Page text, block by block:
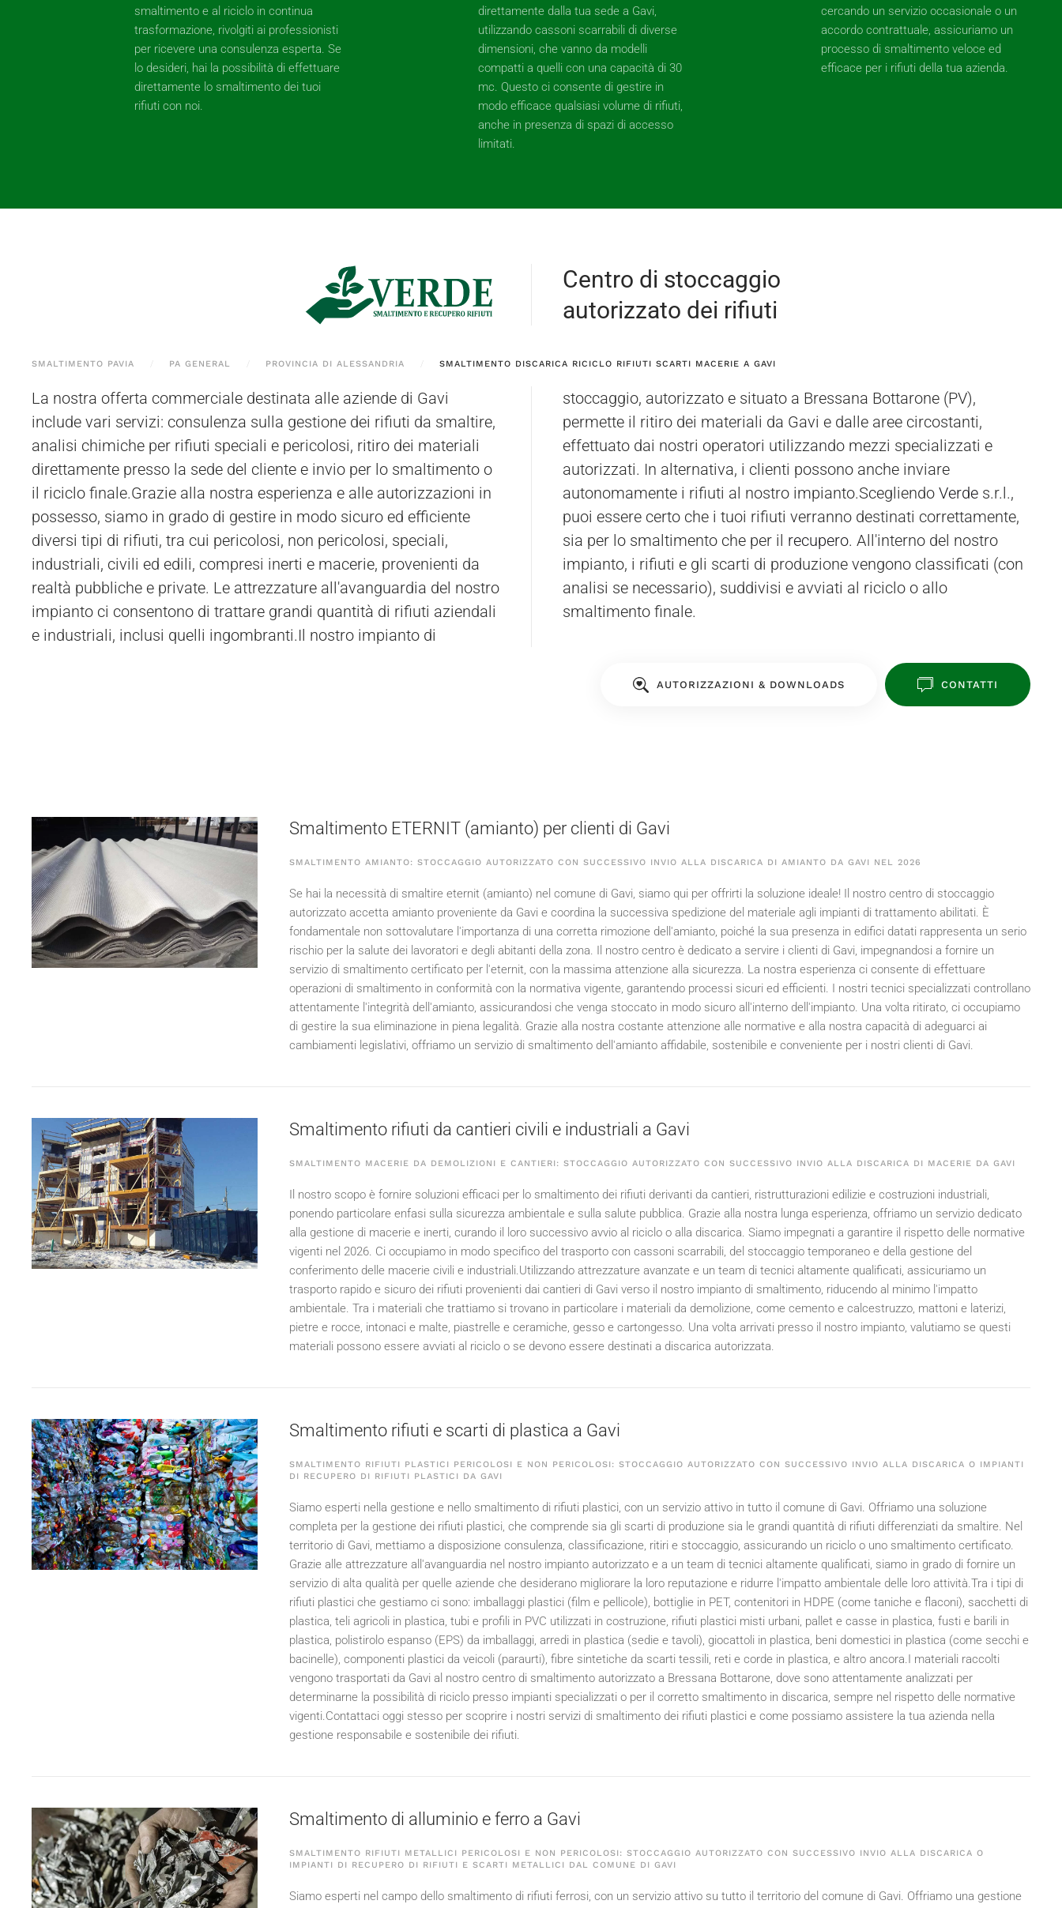
smaltimento e al riciclo in continua
trasformazione, rivolgiti ai professionisti
per ricevere una consulenza esperta. Se
lo desideri, hai la possibilità di effettuare
direttamente lo smaltimento dei tuoi
rifiuti con noi.
direttamente dalla tua sede a Gavi,
utilizzando cassoni scarrabili di diverse
dimensioni, che vanno da modelli
compatti a quelli con una capacità di 30
mc. Questo ci consente di gestire in
modo efficace qualsiasi volume di rifiuti,
anche in presenza di spazi di accesso
limitati.
cercando un servizio occasionale o un
accordo contrattuale, assicuriamo un
processo di smaltimento veloce ed
efficace per i rifiuti della tua azienda.
Centro di stoccaggio
autorizzato dei rifiuti
SMALTIMENTO PAVIA PA GENERAL PROVINCIA DI ALESSANDRIA SMALTIMENTO DISCARICA RICICLO RIFIUTI SCARTI MACERIE A GAVI
La nostra offerta commerciale destinata alle aziende di Gavi
include vari servizi: consulenza sulla gestione dei rifiuti da smaltire,
analisi chimiche per rifiuti speciali e pericolosi, ritiro dei materiali
direttamente presso la sede del cliente e invio per lo smaltimento o
il riciclo finale.Grazie alla nostra esperienza e alle autorizzazioni in
possesso, siamo in grado di gestire in modo sicuro ed efficiente
diversi tipi di rifiuti, tra cui pericolosi, non pericolosi, speciali,
industriali, civili ed edili, compresi inerti e macerie, provenienti da
realtà pubbliche e private. Le attrezzature all'avanguardia del nostro
impianto ci consentono di trattare grandi quantità di rifiuti aziendali
e industriali, inclusi quelli ingombranti.Il nostro impianto di
stoccaggio, autorizzato e situato a Bressana Bottarone (PV),
permette il ritiro dei materiali da Gavi e dalle aree circostanti,
effettuato dai nostri operatori utilizzando mezzi specializzati e
autorizzati. In alternativa, i clienti possono anche inviare
autonomamente i rifiuti al nostro impianto.Scegliendo Verde s.r.l.,
puoi essere certo che i tuoi rifiuti verranno destinati correttamente,
sia per lo smaltimento che per il recupero. All'interno del nostro
impianto, i rifiuti e gli scarti di produzione vengono classificati (con
analisi se necessario), suddivisi e avviati al riciclo o allo
smaltimento finale.
AUTORIZZAZIONI & DOWNLOADS CONTATTI
Smaltimento ETERNIT (amianto) per clienti di Gavi
SMALTIMENTO AMIANTO: STOCCAGGIO AUTORIZZATO CON SUCCESSIVO INVIO ALLA DISCARICA DI AMIANTO DA GAVI NEL 2026
Se hai la necessità di smaltire eternit (amianto) nel comune di Gavi, siamo qui per offrirti la soluzione ideale! Il nostro centro di stoccaggio
autorizzato accetta amianto proveniente da Gavi e coordina la successiva spedizione del materiale agli impianti di trattamento abilitati. È
fondamentale non sottovalutare l'importanza di una corretta rimozione dell'amianto, poiché la sua presenza in edifici datati rappresenta un serio
rischio per la salute dei lavoratori e degli abitanti della zona. Il nostro centro è dedicato a servire i clienti di Gavi, impegnandosi a fornire un
servizio di smaltimento certificato per l'eternit, con la massima attenzione alla sicurezza. La nostra esperienza ci consente di effettuare
operazioni di smaltimento in conformità con la normativa vigente, garantendo processi sicuri ed efficienti. I nostri tecnici specializzati controllano
attentamente l'integrità dell'amianto, assicurandosi che venga stoccato in modo sicuro all'interno dell'impianto. Una volta ritirato, ci occupiamo
di gestire la sua eliminazione in piena legalità. Grazie alla nostra costante attenzione alle normative e alla nostra capacità di adeguarci ai
cambiamenti legislativi, offriamo un servizio di smaltimento dell'amianto affidabile, sostenibile e conveniente per i nostri clienti di Gavi.
Smaltimento rifiuti da cantieri civili e industriali a Gavi
SMALTIMENTO MACERIE DA DEMOLIZIONI E CANTIERI: STOCCAGGIO AUTORIZZATO CON SUCCESSIVO INVIO ALLA DISCARICA DI MACERIE DA GAVI
Il nostro scopo è fornire soluzioni efficaci per lo smaltimento dei rifiuti derivanti da cantieri, ristrutturazioni edilizie e costruzioni industriali,
ponendo particolare enfasi sulla sicurezza ambientale e sulla salute pubblica. Grazie alla nostra lunga esperienza, offriamo un servizio dedicato
alla gestione di macerie e inerti, curando il loro successivo avvio al riciclo o alla discarica. Siamo impegnati a garantire il rispetto delle normative
vigenti nel 2026. Ci occupiamo in modo specifico del trasporto con cassoni scarrabili, del stoccaggio temporaneo e della gestione del
conferimento delle macerie civili e industriali.Utilizzando attrezzature avanzate e un team di tecnici altamente qualificati, assicuriamo un
trasporto rapido e sicuro dei rifiuti provenienti dai cantieri di Gavi verso il nostro impianto di smaltimento, riducendo al minimo l'impatto
ambientale. Tra i materiali che trattiamo si trovano in particolare i materiali da demolizione, come cemento e calcestruzzo, mattoni e laterizi,
pietre e rocce, intonaci e malte, piastrelle e ceramiche, gesso e cartongesso. Una volta arrivati presso il nostro impianto, valutiamo se questi
materiali possono essere avviati al riciclo o se devono essere destinati a discarica autorizzata.
Smaltimento rifiuti e scarti di plastica a Gavi
SMALTIMENTO RIFIUTI PLASTICI PERICOLOSI E NON PERICOLOSI: STOCCAGGIO AUTORIZZATO CON SUCCESSIVO INVIO ALLA DISCARICA O IMPIANTI
DI RECUPERO DI RIFIUTI PLASTICI DA GAVI
Siamo esperti nella gestione e nello smaltimento di rifiuti plastici, con un servizio attivo in tutto il comune di Gavi. Offriamo una soluzione
completa per la gestione dei rifiuti plastici, che comprende sia gli scarti di produzione sia le grandi quantità di rifiuti differenziati da smaltire. Nel
territorio di Gavi, mettiamo a disposizione consulenza, classificazione, ritiri e stoccaggio, assicurando un riciclo o uno smaltimento certificato.
Grazie alle attrezzature all'avanguardia nel nostro impianto autorizzato e a un team di tecnici altamente qualificati, siamo in grado di fornire un
servizio di alta qualità per quelle aziende che desiderano migliorare la loro reputazione e ridurre l'impatto ambientale delle loro attività.Tra i tipi di
rifiuti plastici che gestiamo ci sono: imballaggi plastici (film e pellicole), bottiglie in PET, contenitori in HDPE (come taniche e flaconi), sacchetti di
plastica, teli agricoli in plastica, tubi e profili in PVC utilizzati in costruzione, rifiuti plastici misti urbani, pallet e casse in plastica, fusti e barili in
plastica, polistirolo espanso (EPS) da imballaggi, arredi in plastica (sedie e tavoli), giocattoli in plastica, beni domestici in plastica (come secchi e
bacinelle), componenti plastici da veicoli (paraurti), fibre sintetiche da scarti tessili, reti e corde in plastica, e altro ancora.I materiali raccolti
vengono trasportati da Gavi al nostro centro di smaltimento autorizzato a Bressana Bottarone, dove sono attentamente analizzati per
determinarne la possibilità di riciclo presso impianti specializzati o per il corretto smaltimento in discarica, sempre nel rispetto delle normative
vigenti.Contattaci oggi stesso per scoprire i nostri servizi di smaltimento dei rifiuti plastici e come possiamo assistere la tua azienda nella
gestione responsabile e sostenibile dei rifiuti.
Smaltimento di alluminio e ferro a Gavi
SMALTIMENTO RIFIUTI METALLICI PERICOLOSI E NON PERICOLOSI: STOCCAGGIO AUTORIZZATO CON SUCCESSIVO INVIO ALLA DISCARICA O
IMPIANTI DI RECUPERO DI RIFIUTI E SCARTI METALLICI DAL COMUNE DI GAVI
Siamo esperti nel campo dello smaltimento di rifiuti ferrosi, con un servizio attivo su tutto il territorio del comune di Gavi. Offriamo una gestione